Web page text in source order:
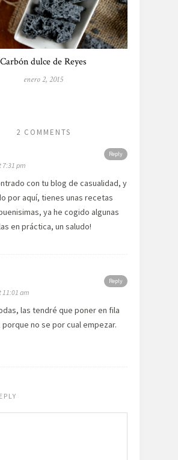
Carbón dulce de Reyes
enero 2, 2015
2 COMMENTS
Reply
7:31 pm
con tu blog de casualidad, y
por aquí, tienes unas recetas
ya he cogido algunas
en práctica, un saludo!
Reply
11:01 am
las tendré que poner en fila
porque no se por cual empezar.